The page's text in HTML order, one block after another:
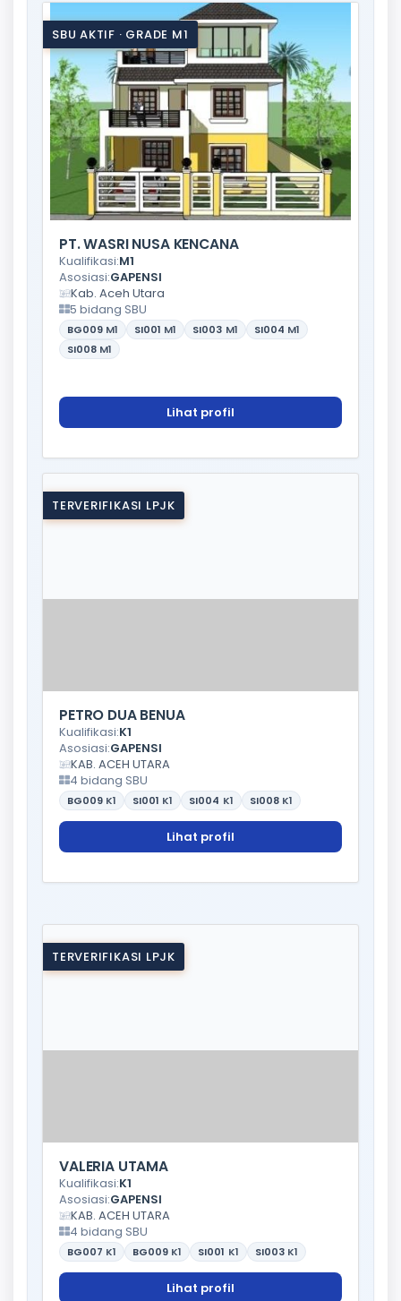
SBU AKTIF · GRADE M1
PT. WASRI NUSA KENCANA
Kualifikasi:M1
Asosiasi:GAPENSI
Kab. Aceh Utara
5 bidang SBU
BG009 M1 SI001 M1 SI003 M1 SI004 M1
SI008 M1
Lihat profil
TERVERIFIKASI LPJK
PETRO DUA BENUA
Kualifikasi:K1
Asosiasi:GAPENSI
KAB. ACEH UTARA
4 bidang SBU
BG009 K1 SI001 K1 SI004 K1 SI008 K1
Lihat profil
TERVERIFIKASI LPJK
VALERIA UTAMA
Kualifikasi:K1
Asosiasi:GAPENSI
KAB. ACEH UTARA
4 bidang SBU
BG007 K1 BG009 K1 SI001 K1 SI003 K1
Lihat profil